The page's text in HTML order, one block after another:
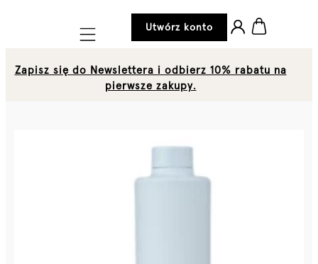
Mobile navigation
Utwórz konto
Zapisz się do Newslettera i odbierz 10% rabatu na
pierwsze zakupy.